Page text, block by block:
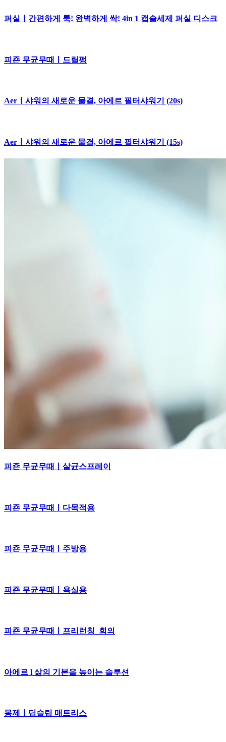
퍼실ㅣ간편하게 툭! 완벽하게 싹! 4in 1 캡슐세제 퍼실 디스크
피죤 무균무때ㅣ드릴펑
Aerㅣ샤워의 새로운 물결, 아에르 필터샤워기 (20s)
Aerㅣ샤워의 새로운 물결, 아에르 필터샤워기 (15s)
피죤 무균무때ㅣ살균스프레이
피죤 무균무때ㅣ다목적용
피죤 무균무때ㅣ주방용
피죤 무균무때ㅣ욕실용
피죤 무균무때ㅣ프리런칭_회의
아에르 l 삶의 기본을 높이는 솔루션
몽제ㅣ딥슬립 매트리스